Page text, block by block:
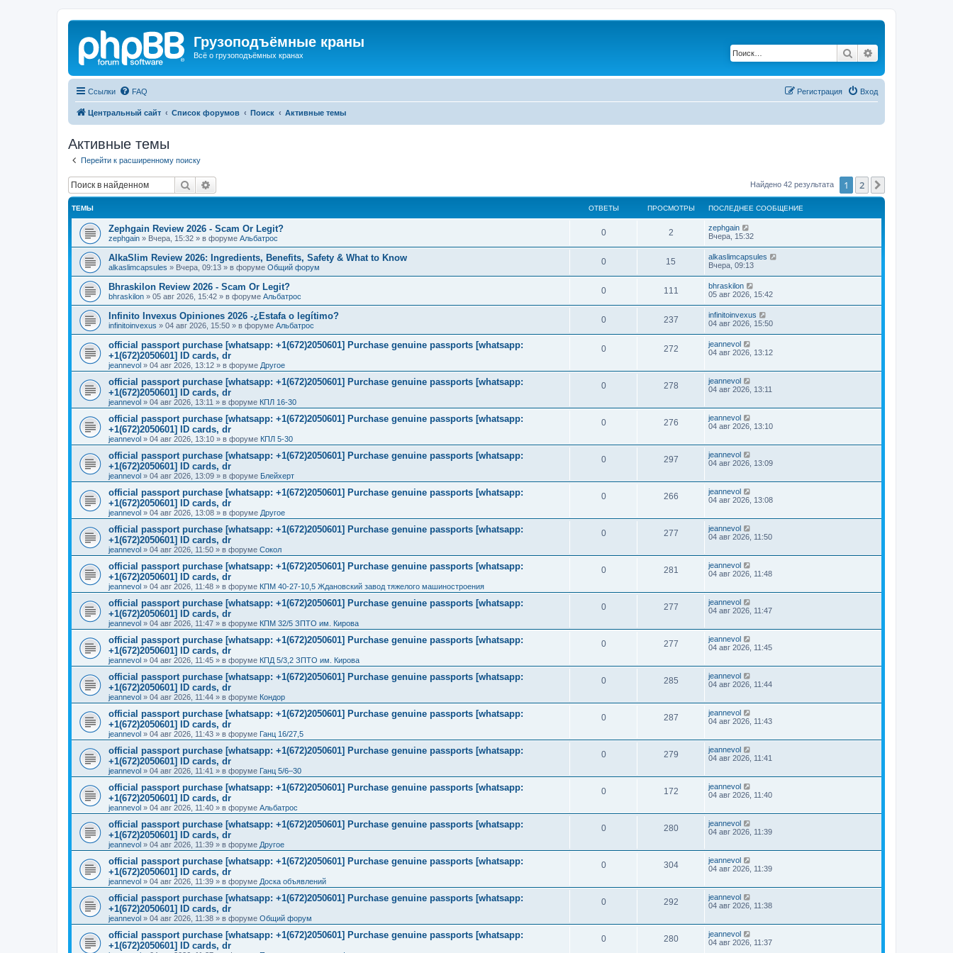
Грузоподъёмные краны
Всё о грузоподъёмных кранах Поиск
Ссылки FAQ Вход
Регистрация
Центральный сайт Список форумов Поиск Активные темы
Активные темы
Перейти к расширенному поиску
Поиск Найдено 42 результата 1 2
ТЕМЫ ОТВЕТЫ ПРОСМОТРЫ ПОСЛЕДНЕЕ СООБЩЕНИЕ
Zephgain Review 2026 - Scam Or Legit?
zephgain » Вчера, 15:32 » в форуме Альбатрос
0 2
zephgain
Вчера, 15:32
AlkaSlim Review 2026: Ingredients, Benefits, Safety & What to Know
alkaslimcapsules » Вчера, 09:13 » в форуме Общий форум
0 15
alkaslimcapsules
Вчера, 09:13
Bhraskilon Review 2026 - Scam Or Legit?
bhraskilon » 05 авг 2026, 15:42 » в форуме Альбатрос
0 111
bhraskilon
05 авг 2026, 15:42
Infinito Invexus Opiniones 2026 -¿Estafa o legítimo?
infinitoinvexus » 04 авг 2026, 15:50 » в форуме Альбатрос
0 237
infinitoinvexus
04 авг 2026, 15:50
official passport purchase [whatsapp: +1(672)2050601] Purchase genuine passports [whatsapp:
+1(672)2050601] ID cards, dr
jeannevol » 04 авг 2026, 13:12 » в форуме Другое
0 272
jeannevol
04 авг 2026, 13:12
official passport purchase [whatsapp: +1(672)2050601] Purchase genuine passports [whatsapp:
+1(672)2050601] ID cards, dr
jeannevol » 04 авг 2026, 13:11 » в форуме КПЛ 16-30
0 278
jeannevol
04 авг 2026, 13:11
official passport purchase [whatsapp: +1(672)2050601] Purchase genuine passports [whatsapp:
+1(672)2050601] ID cards, dr
jeannevol » 04 авг 2026, 13:10 » в форуме КПЛ 5-30
0 276
jeannevol
04 авг 2026, 13:10
official passport purchase [whatsapp: +1(672)2050601] Purchase genuine passports [whatsapp:
+1(672)2050601] ID cards, dr
jeannevol » 04 авг 2026, 13:09 » в форуме Блейхерт
0 297
jeannevol
04 авг 2026, 13:09
official passport purchase [whatsapp: +1(672)2050601] Purchase genuine passports [whatsapp:
+1(672)2050601] ID cards, dr
jeannevol » 04 авг 2026, 13:08 » в форуме Другое
0 266
jeannevol
04 авг 2026, 13:08
official passport purchase [whatsapp: +1(672)2050601] Purchase genuine passports [whatsapp:
+1(672)2050601] ID cards, dr
jeannevol » 04 авг 2026, 11:50 » в форуме Сокол
0 277
jeannevol
04 авг 2026, 11:50
official passport purchase [whatsapp: +1(672)2050601] Purchase genuine passports [whatsapp:
+1(672)2050601] ID cards, dr
jeannevol » 04 авг 2026, 11:48 » в форуме КПМ 40-27-10,5 Ждановский завод тяжелого машиностроения
0 281
jeannevol
04 авг 2026, 11:48
official passport purchase [whatsapp: +1(672)2050601] Purchase genuine passports [whatsapp:
+1(672)2050601] ID cards, dr
jeannevol » 04 авг 2026, 11:47 » в форуме КПМ 32/5 ЗПТО им. Кирова
0 277
jeannevol
04 авг 2026, 11:47
official passport purchase [whatsapp: +1(672)2050601] Purchase genuine passports [whatsapp:
+1(672)2050601] ID cards, dr
jeannevol » 04 авг 2026, 11:45 » в форуме КПД 5/3,2 ЗПТО им. Кирова
0 277
jeannevol
04 авг 2026, 11:45
official passport purchase [whatsapp: +1(672)2050601] Purchase genuine passports [whatsapp:
+1(672)2050601] ID cards, dr
jeannevol » 04 авг 2026, 11:44 » в форуме Кондор
0 285
jeannevol
04 авг 2026, 11:44
official passport purchase [whatsapp: +1(672)2050601] Purchase genuine passports [whatsapp:
+1(672)2050601] ID cards, dr
jeannevol » 04 авг 2026, 11:43 » в форуме Ганц 16/27,5
0 287
jeannevol
04 авг 2026, 11:43
official passport purchase [whatsapp: +1(672)2050601] Purchase genuine passports [whatsapp:
+1(672)2050601] ID cards, dr
jeannevol » 04 авг 2026, 11:41 » в форуме Ганц 5/6–30
0 279
jeannevol
04 авг 2026, 11:41
official passport purchase [whatsapp: +1(672)2050601] Purchase genuine passports [whatsapp:
+1(672)2050601] ID cards, dr
jeannevol » 04 авг 2026, 11:40 » в форуме Альбатрос
0 172
jeannevol
04 авг 2026, 11:40
official passport purchase [whatsapp: +1(672)2050601] Purchase genuine passports [whatsapp:
+1(672)2050601] ID cards, dr
jeannevol » 04 авг 2026, 11:39 » в форуме Другое
0 280
jeannevol
04 авг 2026, 11:39
official passport purchase [whatsapp: +1(672)2050601] Purchase genuine passports [whatsapp:
+1(672)2050601] ID cards, dr
jeannevol » 04 авг 2026, 11:39 » в форуме Доска объявлений
0 304
jeannevol
04 авг 2026, 11:39
official passport purchase [whatsapp: +1(672)2050601] Purchase genuine passports [whatsapp:
+1(672)2050601] ID cards, dr
jeannevol » 04 авг 2026, 11:38 » в форуме Общий форум
0 292
jeannevol
04 авг 2026, 11:38
official passport purchase [whatsapp: +1(672)2050601] Purchase genuine passports [whatsapp:
+1(672)2050601] ID cards, dr
0 280
jeannevol
04 авг 2026, 11:37